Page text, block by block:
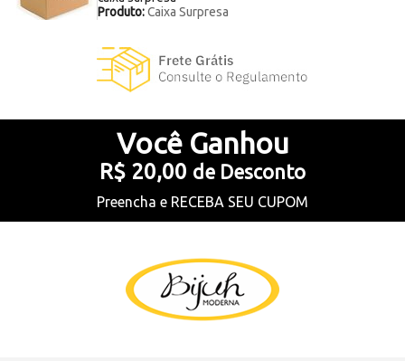
Produto:Caixa Surpresa
Você Ganhou
R$ 20,00 de Desconto
Preencha e RECEBA SEU CUPOM